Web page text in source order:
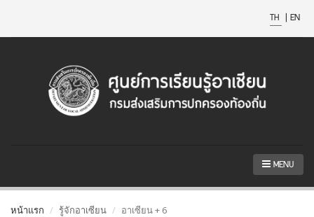
TH | EN
MENU
หน้าแรก รู้จักอาเซียน อาเซียน + 6